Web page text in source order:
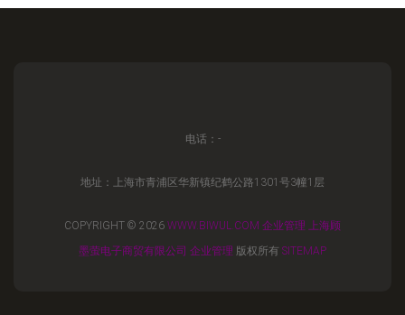
电话：-
地址：上海市青浦区华新镇纪鹤公路1301号3幢1层
COPYRIGHT © 2026 WWW.BIWUL.COM 企业管理
上海顾
墨萤电子商贸有限公司 企业管理 版权所有 SITEMAP